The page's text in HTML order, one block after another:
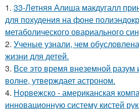
1. 33-Летняя Алиша макдугалл
для похудения на фоне
метаболического овариального
2. Ученые узнали, чем
жизни для детей.
3. Все это время внеземной разум
волне, утверждает астроном.
4. Норвежско - американская
инновационную систему кистей